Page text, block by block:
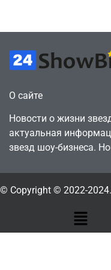
О сайте
Новости о жизни
актуальная
звезд шоу-бизнеса.
© Copyright © 2022-